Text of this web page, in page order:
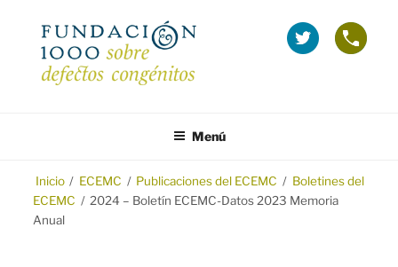
contenido
La
Fundación
en
ventana
Menú
Inicio / ECEMC / Publicaciones del ECEMC / Boletines del
ECEMC / 2024 – Boletín ECEMC-Datos 2023 Memoria
Anual